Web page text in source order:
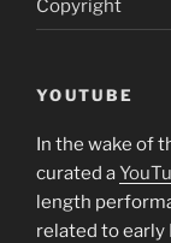
Copyright
YOUTUBE
In the wake of
curated a
length
related to early